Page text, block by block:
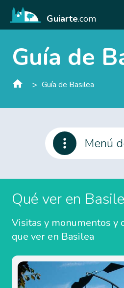
Guiarte.com
Guía de
> Guía de Basilea
Menú
Qué ver en
Visitas y monumentos y
que ver en Basilea